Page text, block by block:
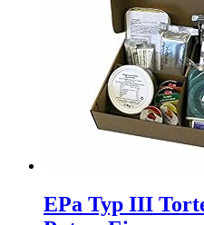
EPa Typ III